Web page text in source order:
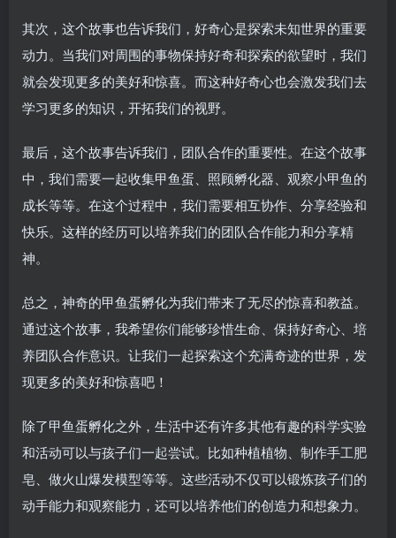
其次，这个故事也告诉我们，好奇心是探索未知世界的重要
动力。当我们对周围的事物保持好奇和探索的欲望时，我们
就会发现更多的美好和惊喜。而这种好奇心也会激发我们去
学习更多的知识，开拓我们的视野。
最后，这个故事告诉我们，团队合作的重要性。在这个故事
中，我们需要一起收集甲鱼蛋、照顾孵化器、观察小甲鱼的
成长等等。在这个过程中，我们需要相互协作、分享经验和
快乐。这样的经历可以培养我们的团队合作能力和分享精
神。
总之，神奇的甲鱼蛋孵化为我们带来了无尽的惊喜和教益。
通过这个故事，我希望你们能够珍惜生命、保持好奇心、培
养团队合作意识。让我们一起探索这个充满奇迹的世界，发
现更多的美好和惊喜吧！
除了甲鱼蛋孵化之外，生活中还有许多其他有趣的科学实验
和活动可以与孩子们一起尝试。比如种植植物、制作手工肥
皂、做火山爆发模型等等。这些活动不仅可以锻炼孩子们的
动手能力和观察能力，还可以培养他们的创造力和想象力。